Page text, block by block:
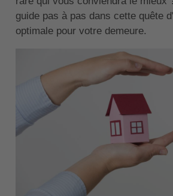
guide pas à pas dans cette quête
optimale pour votre demeure.